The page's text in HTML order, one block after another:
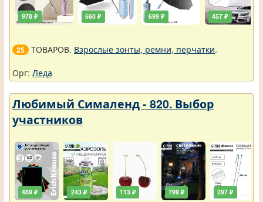
978 ₽ 660 ₽ 699 ₽ 457 ₽
25 ТОВАРОВ. Взрослые зонты, ремни, перчатки.
Орг: Леда
Любимый Сималенд - 820. Выбор
участников
489 ₽ 243 ₽ 113 ₽ 799 ₽ 297 ₽